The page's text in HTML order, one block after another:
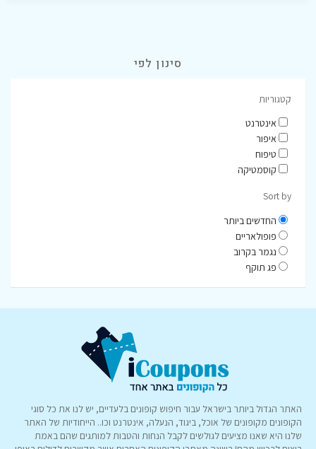
סינון לפי
קטגוריות
אינטרנט
איפור
טיפוח
קוסמטיקה
Sort by
החדשים ביותר
פופולאריים
נגמר בקרוב
פג תוקף
האתר הגדול ביותר בישראל עבור חיפוש קופונים בלעדיים, יש לנו את כל סוגי
הקופונים מקופונים של אוכל, ביגוד, הנעלה, אינטרנט וכו.. הייחודיות של האתר
שלנו היא שאנו מציעים לגולשים לקבל הנחות והטבות למותגים שהם באמת